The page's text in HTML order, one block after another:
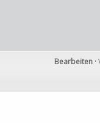
Bearbeiten ·